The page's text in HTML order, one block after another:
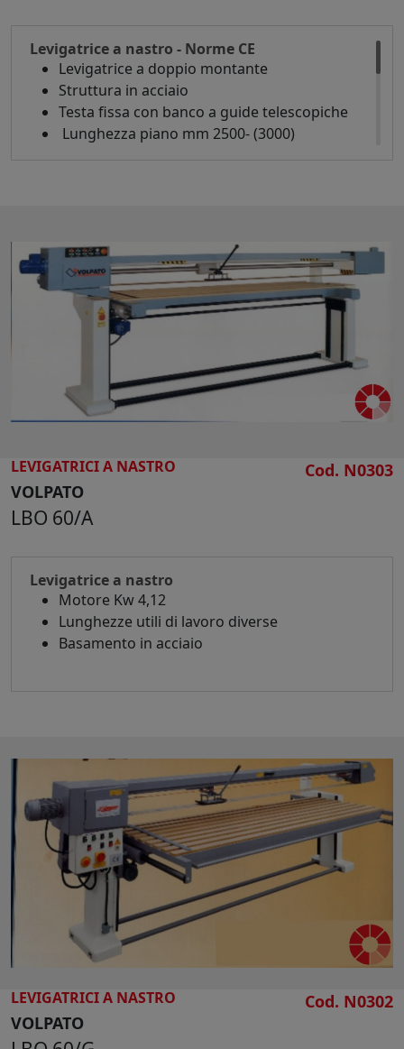
Levigatrice a nastro - Norme CE
Levigatrice a doppio montante
Struttura in acciaio
Testa fissa con banco a guide telescopiche
Lunghezza piano mm 2500- (3000)
Larghezza nastro mm 150
Profondità collo d'oca mm 820
Altezza collo d'oca mm 180
Diametro pulegge mm 250
Peso macchina completa LS 2500 Kg 463
Peso macchina completa LS 3000 kg 485
LEVIGATRICI A NASTRO
VOLPATO
LBO 60/A
Cod. N0303
Levigatrice a nastro
Motore Kw 4,12
Lunghezze utili di lavoro diverse
Basamento in acciaio
LEVIGATRICI A NASTRO
VOLPATO
Cod. N0302